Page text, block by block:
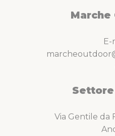
Marche
E-
Via Gentile da